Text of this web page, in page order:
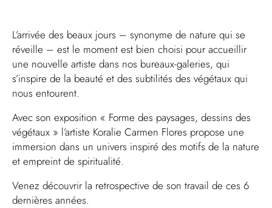
L’arrivée des beaux jours – synonyme de nature qui se
réveille – est le moment est bien choisi pour accueillir
une nouvelle artiste dans nos bureaux-galeries, qui
s’inspire de la beauté et des subtilités des végétaux qui
nous entourent.
Avec son exposition « Forme des paysages, dessins des
végétaux » l’artiste Koralie Carmen Flores propose une
immersion dans un univers inspiré des motifs de la nature
et empreint de spiritualité.
Venez découvrir la retrospective de son travail de ces 6
dernières années.